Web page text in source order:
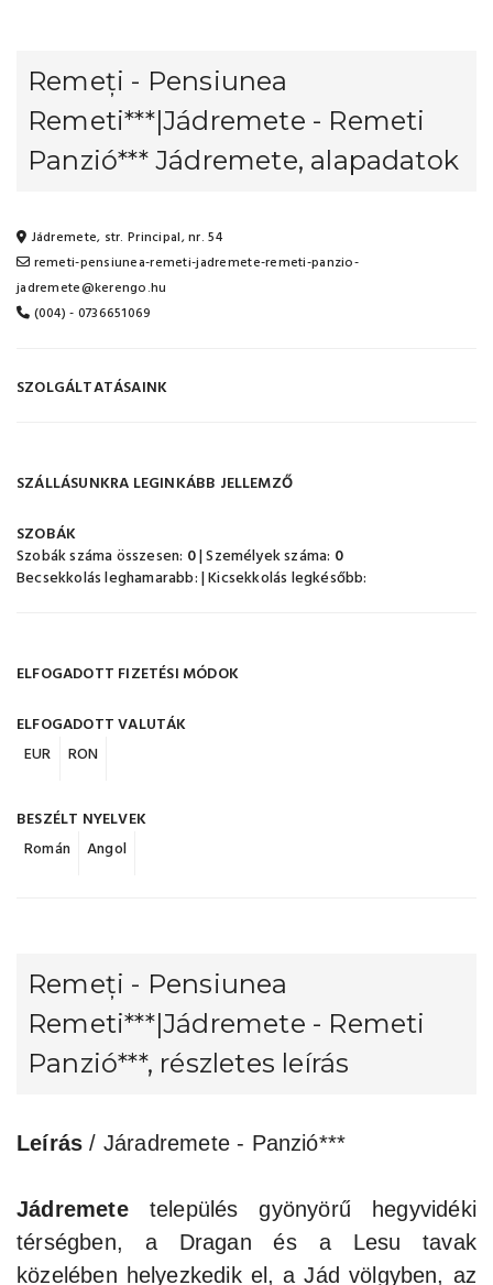
Remeți - Pensiunea
Remeti***|Jádremete - Remeti
Panzió*** Jádremete, alapadatok
Jádremete, str. Principal, nr. 54
remeti-pensiunea-remeti-jadremete-remeti-panzio-
jadremete@kerengo.hu
(004) - 0736651069
SZOLGÁLTATÁSAINK
SZÁLLÁSUNKRA LEGINKÁBB JELLEMZŐ
SZOBÁK
Szobák száma összesen: 0| Személyek száma: 0
Becsekkolás leghamarabb:| Kicsekkolás legkésőbb:
ELFOGADOTT FIZETÉSI MÓDOK
ELFOGADOTT VALUTÁK
EUR
RON
BESZÉLT NYELVEK
Román
Angol
Remeți - Pensiunea
Remeti***|Jádremete - Remeti
Panzió***, részletes leírás
Leírás / Járadremete - Panzió***
Jádremete település gyönyörű hegyvidéki
térségben, a Dragan és a Lesu tavak
közelében helyezkedik el, a Jád völgyben, az